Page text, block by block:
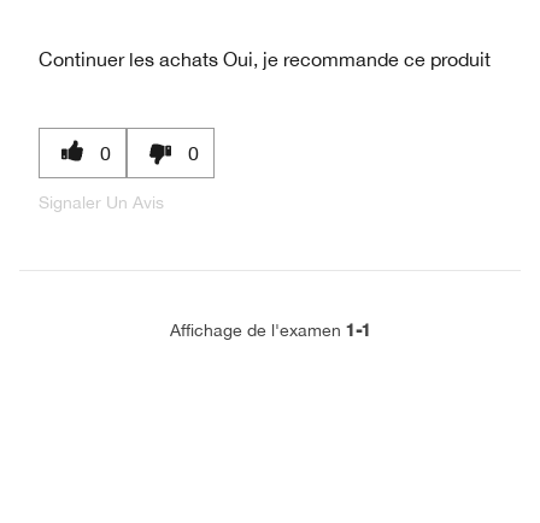
Continuer les achats Oui, je recommande ce produit
0 0
Signaler Un Avis
Affichage de l'examen 1-1